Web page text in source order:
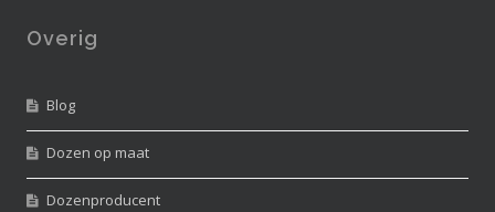
Overig
Blog
Dozen op maat
Dozenproducent